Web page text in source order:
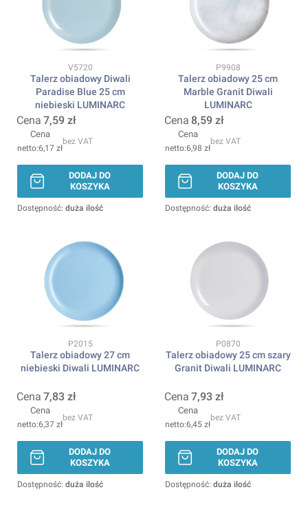
Kod produktu
V5720
Talerz obiadowy Diwali
Paradise Blue 25 cm
niebieski LUMINARC
Cena 7,59 zł
Cena
6,17 zł
bez VAT
DODAJ DO
KOSZYKA
Dostępność: duża ilość
Kod produktu
P9908
Talerz obiadowy 25 cm
Marble Granit Diwali
LUMINARC
Cena 8,59 zł
Cena
6,98 zł
bez VAT
DODAJ DO
KOSZYKA
Dostępność: duża ilość
Kod produktu
P2015
Talerz obiadowy 27 cm
niebieski Diwali LUMINARC
Cena 7,83 zł
Cena
6,37 zł
bez VAT
DODAJ DO
KOSZYKA
Dostępność: duża ilość
Kod produktu
P0870
Talerz obiadowy 25 cm szary
Granit Diwali LUMINARC
Cena 7,93 zł
Cena
6,45 zł
bez VAT
DODAJ DO
KOSZYKA
Dostępność: duża ilość